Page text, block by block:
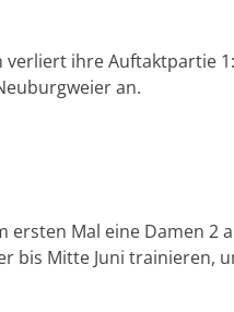
verliert ihre Auftaktpartie
an.
Mal eine Damen 2
bis Mitte Juni trainieren,